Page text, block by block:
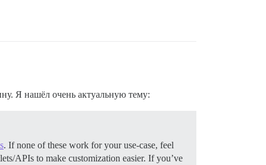
Я нашёл очень актуальную тему:
. If none of these work for your use-case, feel
APIs to make customization easier. If you’ve